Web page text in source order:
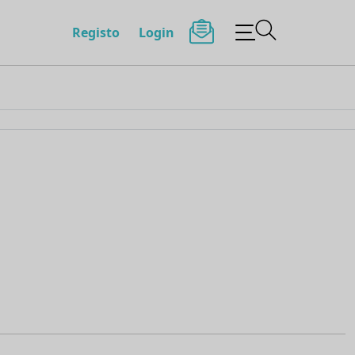
Registo Login